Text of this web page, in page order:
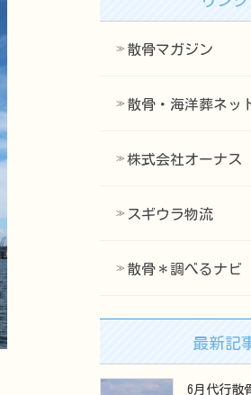
散骨マガジン
散骨・海洋葬ネッ
株式会社オーナス
スギウラ物流
散骨＊調べるナビ
最新記
6月代行散